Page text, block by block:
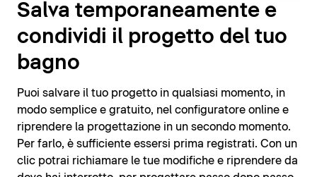
Salva temporaneamente e
condividi il progetto del tuo
bagno
Puoi salvare il tuo progetto in qualsiasi momento, in
modo semplice e gratuito, nel configuratore online e
riprendere la progettazione in un secondo momento.
Per farlo, è sufficiente essersi prima registrati. Con un
clic potrai richiamare le tue modifiche e riprendere da